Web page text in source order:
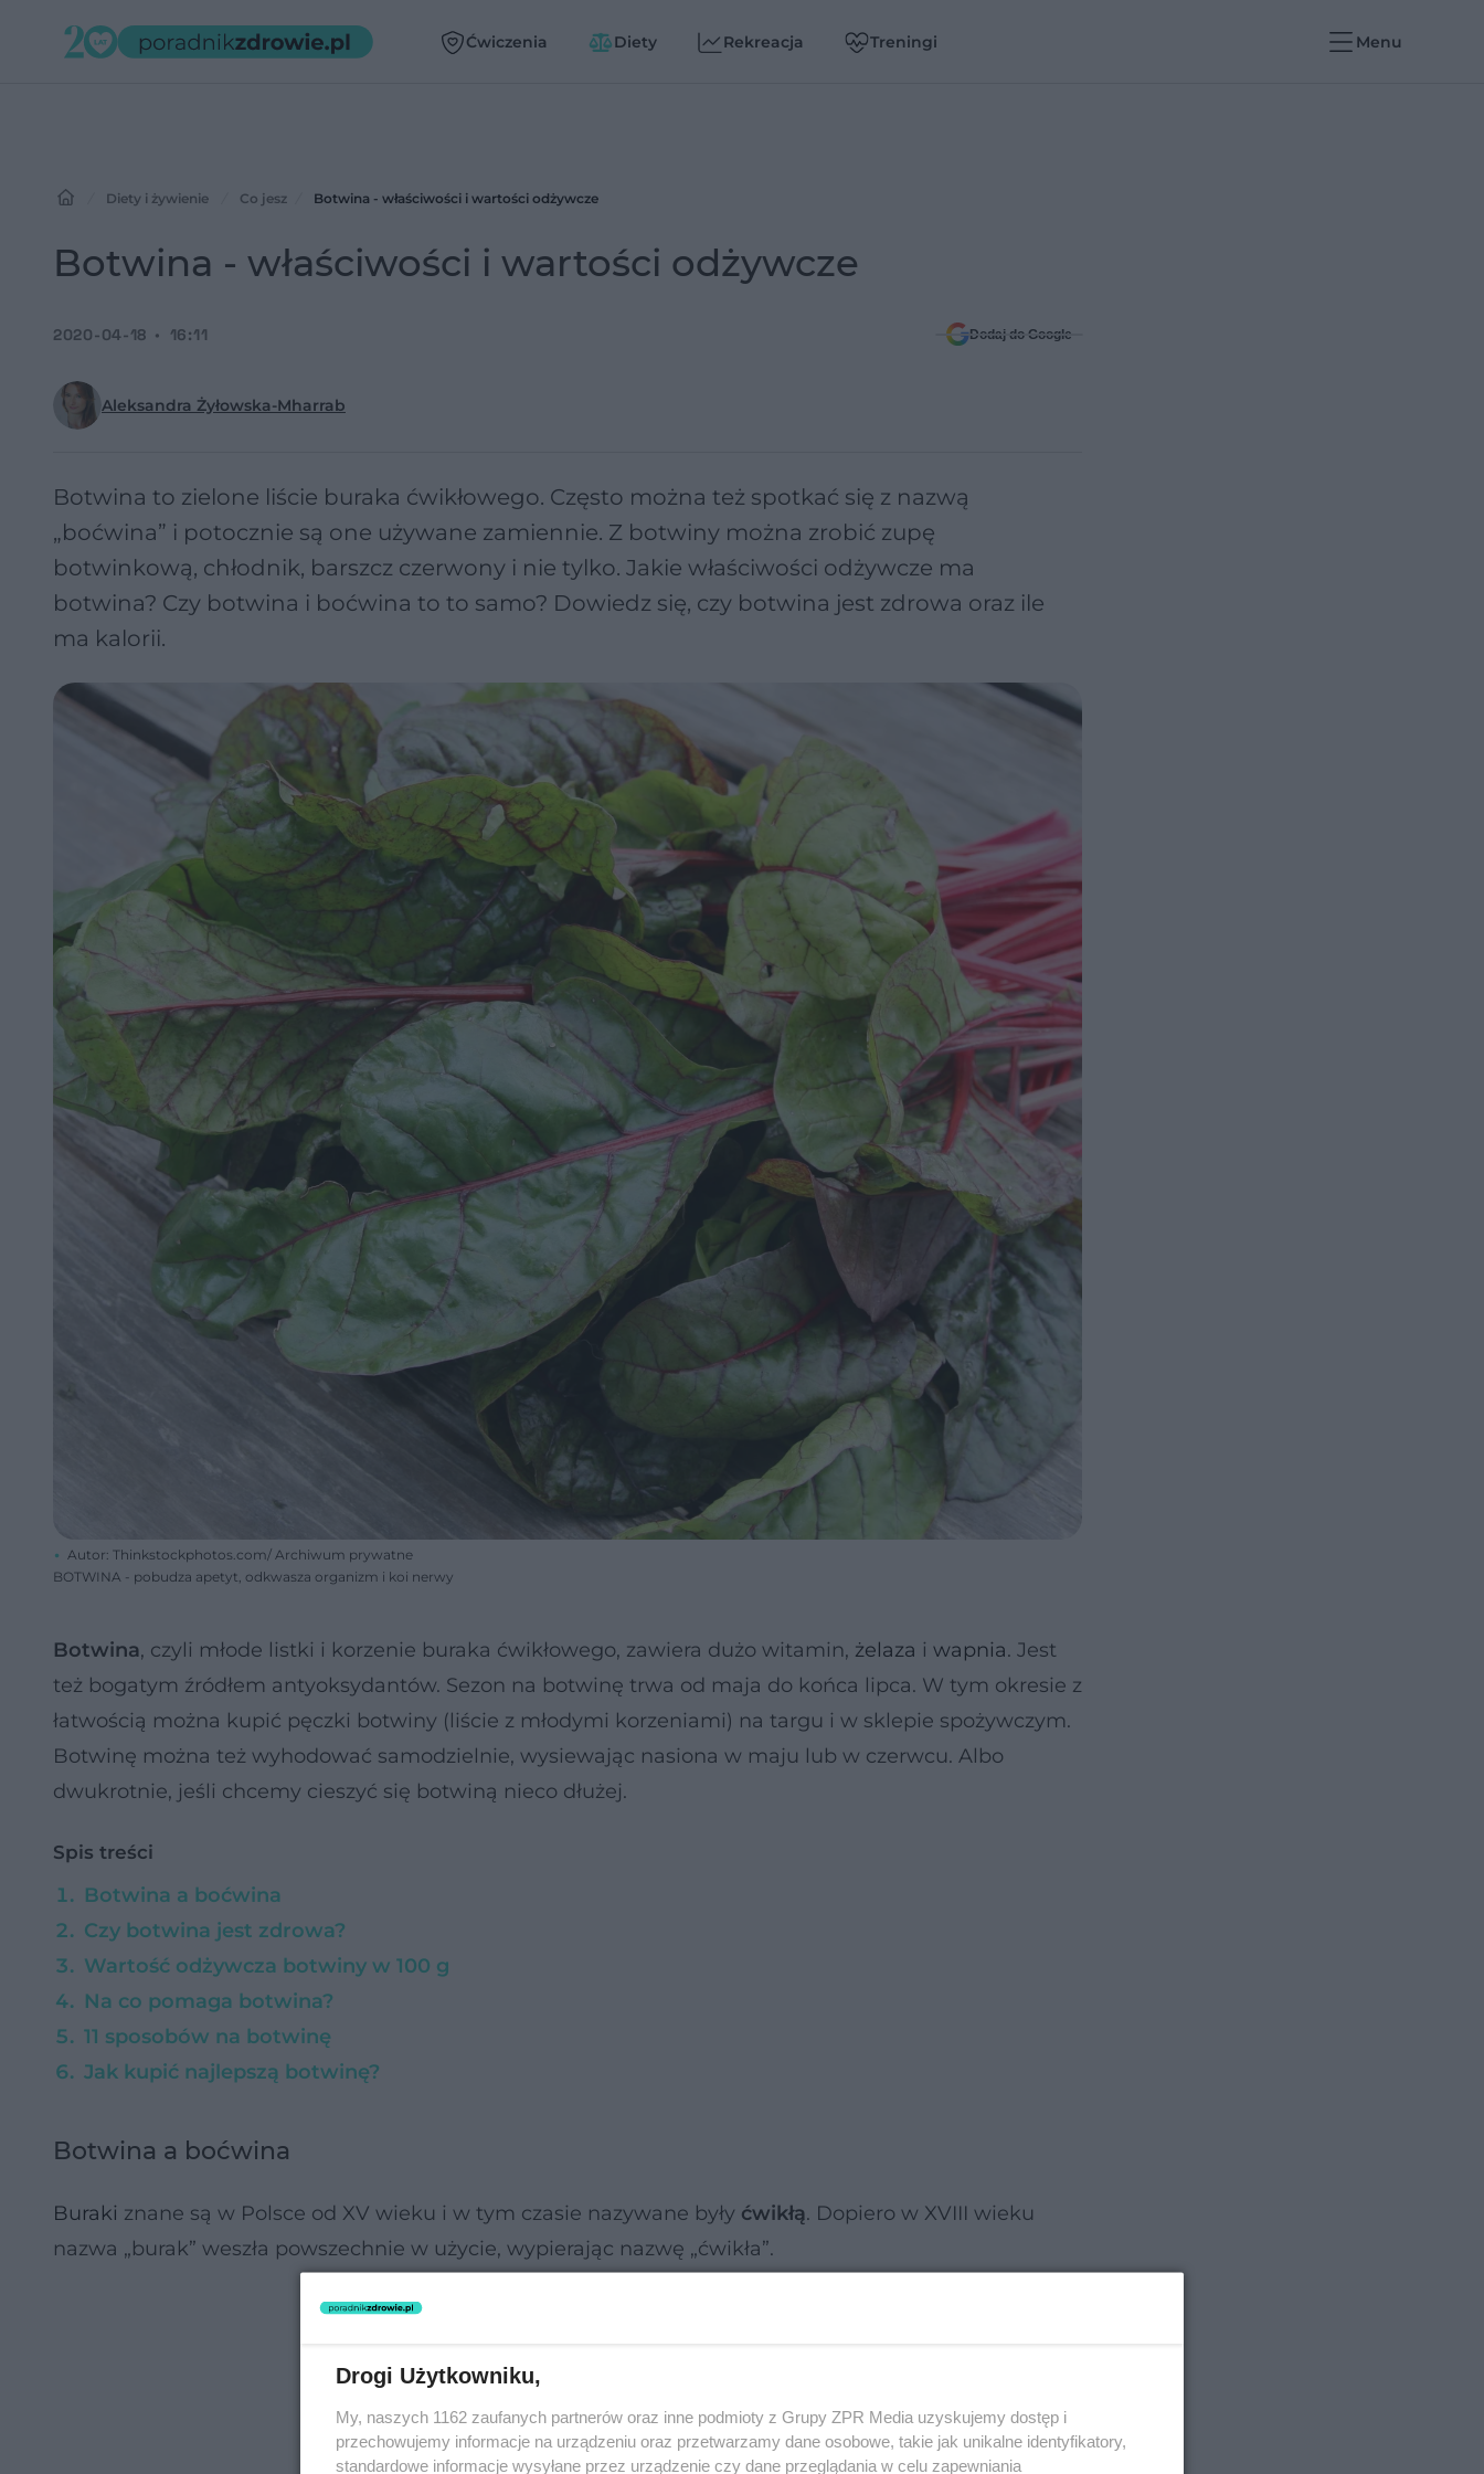
Ćwiczenia Diety Rekreacja Treningi Menu
Diety i żywienie Co jesz Botwina - właściwości i wartości odżywcze
Botwina - właściwości i wartości odżywcze
Aleksandra Żyłowska-Mharrab
2020-04-18 16:11 Dodaj do Google
Botwina to zielone liście buraka ćwikłowego. Często można też spotkać się z nazwą
„boćwina” i potocznie są one używane zamiennie. Z botwiny można zrobić zupę
botwinkową, chłodnik, barszcz czerwony i nie tylko. Jakie właściwości odżywcze ma
botwina? Czy botwina i boćwina to to samo? Dowiedz się, czy botwina jest zdrowa oraz ile
ma kalorii.
Autor: Thinkstockphotos.com/ Archiwum prywatne
BOTWINA - pobudza apetyt, odkwasza organizm i koi nerwy
Botwina, czyli młode listki i korzenie buraka ćwikłowego, zawiera dużo witamin, żelaza i wapnia. Jest
też bogatym źródłem antyoksydantów. Sezon na botwinę trwa od maja do końca lipca. W tym okresie z
łatwością można kupić pęczki botwiny (liście z młodymi korzeniami) na targu i w sklepie spożywczym.
Botwinę można też wyhodować samodzielnie, wysiewając nasiona w maju lub w czerwcu. Albo
dwukrotnie, jeśli chcemy cieszyć się botwiną nieco dłużej.
Spis treści
Botwina a boćwina
Czy botwina jest zdrowa?
Wartość odżywcza botwiny w 100 g
Na co pomaga botwina?
11 sposobów na botwinę
Jak kupić najlepszą botwinę?
Botwina a boćwina
Buraki znane są w Polsce od XV wieku i w tym czasie nazywane były ćwikłą. Dopiero w XVIII wieku
nazwa „burak” weszła powszechnie w użycie, wypierając nazwę „ćwikła”.
Drogi Użytkowniku,
My, naszych 1162 zaufanych partnerów oraz inne podmioty z Grupy ZPR Media uzyskujemy dostęp i
przechowujemy informacje na urządzeniu oraz przetwarzamy dane osobowe, takie jak unikalne identyfikatory,
standardowe informacje wysyłane przez urządzenie czy dane przeglądania w celu zapewniania